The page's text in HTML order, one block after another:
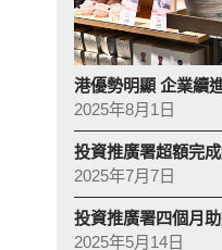
港優勢明顯 企業續
2025年8月1日
投資推廣署超額完
2025年7月7日
投資推廣署四個月
2025年5月14日